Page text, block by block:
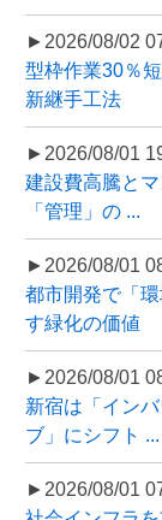
►2026/08/02
型枠作業30％
新継手工法
►2026/08/01
建設費高騰と
「管理」の ...
►2026/08/01
都市開発で「
す緑化の価値
►2026/08/01
新宿は「イン
ブ」にシフト ...
►2026/08/01